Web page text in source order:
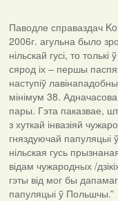
Паводле справаздач
2006г. агульна было
нільскай гусі, то
сярод іх – першы
наступіў
мінімум 38.
пары. Гэта паказвае,
з хуткай інвазіяй
гняздуючай
нільская гусь
відам чужародных /
гэты від мог бы
папуляцыі ў Польшчы.”